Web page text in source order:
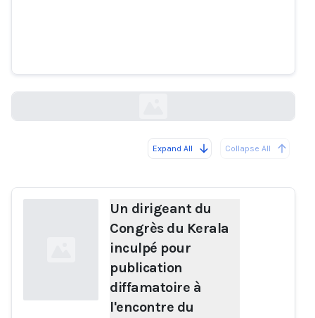
Expand All Collapse All
Un dirigeant du
Congrès du Kerala
inculpé pour
publication
diffamatoire à
l'encontre du